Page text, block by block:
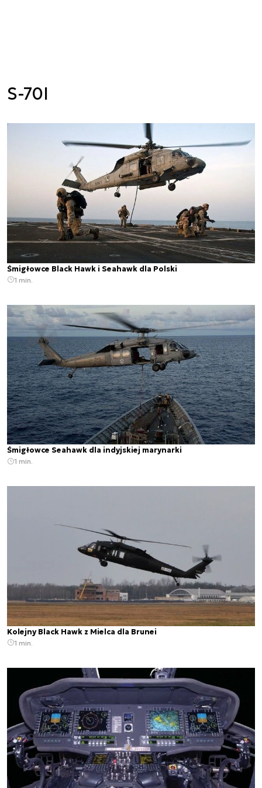
S-70I
Śmigłowce Black Hawk i Seahawk dla Polski
1 min.
Śmigłowce Seahawk dla indyjskiej marynarki
1 min.
Kolejny Black Hawk z Mielca dla Brunei
1 min.